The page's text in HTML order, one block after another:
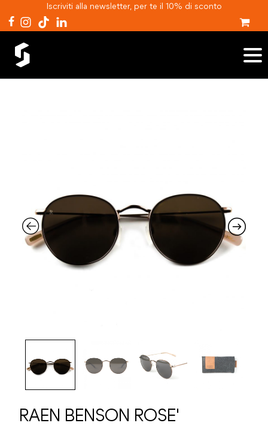
Iscriviti alla newsletter, per te il 10% di sconto
RAEN BENSON ROSE'